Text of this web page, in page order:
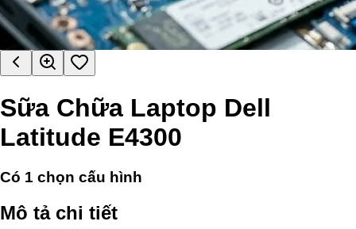
Sữa Chữa Laptop Dell
Latitude E4300
Có 1 chọn cấu hình
Mô tả chi tiết